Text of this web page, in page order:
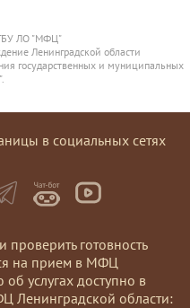
ЛО "МФЦ"
Ленинградской области
государственных и муниципальных
в социальных сетях
проверить готовность
на прием в МФЦ
услугах доступно в
Ленинградской области: